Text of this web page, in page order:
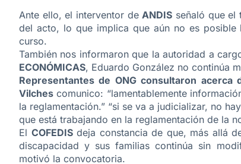
Ante ello, el interventor de ANDIS señaló que el
del acto, lo que implica que aún no es
curso.
También nos informaron que la autoridad a
ECONÓMICAS, Eduardo González no continúa
Representantes de ONG consultaron
Vilches comunico: “lamentablemente
la reglamentación.” “si se va a judicializar, no
que está trabajando en la reglamentación de la
El COFEDISdeja constancia de que, más allá
discapacidad y sus familias continúa sin
motivó la convocatoria.